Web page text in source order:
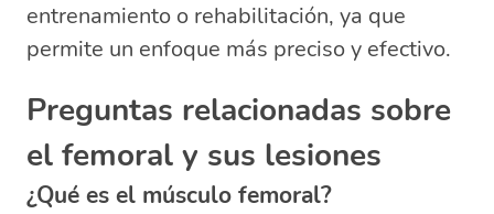
entrenamiento o rehabilitación, ya que
permite un enfoque más preciso y efectivo.
Preguntas relacionadas sobre
el femoral y sus lesiones
¿Qué es el músculo femoral?